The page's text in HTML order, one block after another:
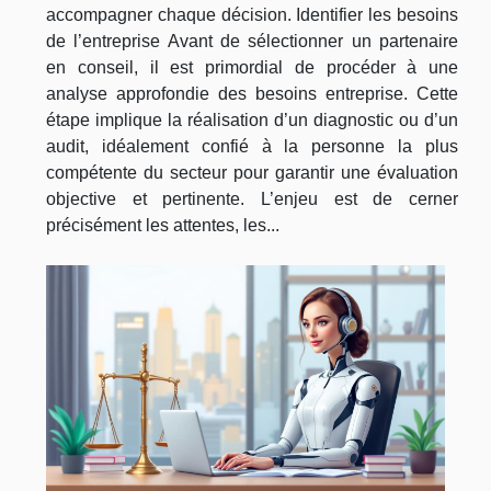
accompagner chaque décision. Identifier les besoins
de l’entreprise Avant de sélectionner un partenaire
en conseil, il est primordial de procéder à une
analyse approfondie des besoins entreprise. Cette
étape implique la réalisation d’un diagnostic ou d’un
audit, idéalement confié à la personne la plus
compétente du secteur pour garantir une évaluation
objective et pertinente. L’enjeu est de cerner
précisément les attentes, les...